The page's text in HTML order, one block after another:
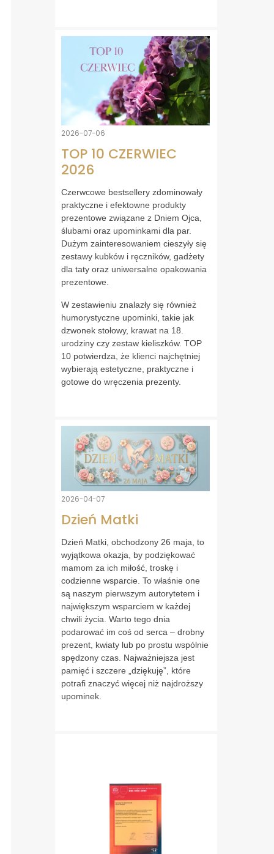
2026-07-06
TOP 10 CZERWIEC
2026
Czerwcowe bestsellery zdominowały
praktyczne i efektowne produkty
prezentowe związane z Dniem Ojca,
ślubami oraz upominkami dla par.
Dużym zainteresowaniem cieszyły się
zestawy kubków i ręczników, gadżety
dla taty oraz uniwersalne opakowania
prezentowe.
W zestawieniu znalazły się również
humorystyczne upominki, takie jak
dzwonek stołowy, krawat na 18.
urodziny czy zestaw kieliszków. TOP
10 potwierdza, że klienci najchętniej
wybierają estetyczne, praktyczne i
gotowe do wręczenia prezenty.
2026-04-07
Dzień Matki
Dzień Matki, obchodzony 26 maja, to
wyjątkowa okazja, by podziękować
mamom za ich miłość, troskę i
codzienne wsparcie. To właśnie one
są naszym pierwszym autorytetem i
największym wsparciem w każdej
chwili życia. Warto tego dnia
podarować im coś od serca – drobny
prezent, kwiaty lub po prostu wspólnie
spędzony czas. Najważniejsza jest
pamięć i szczere „dziękuję”, które
potrafi znaczyć więcej niż najdroższy
upominek.